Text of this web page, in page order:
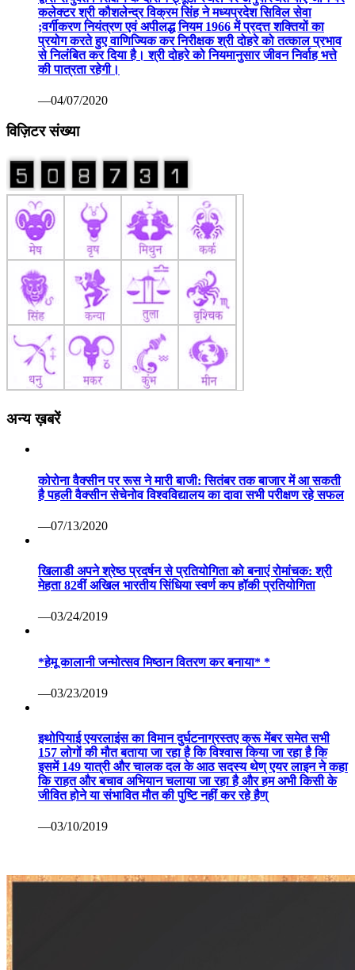
कलेक्टर श्री कौशलेन्द्र विक्रम सिंह ने मध्यप्रदेश सिविल सेवा
;वर्गीकरण नियंत्रण एवं अपीलद्ध नियम 1966 में प्रदत्त शक्तियों का
प्रयोग करते हुए वाणिज्यिक कर निरीक्षक श्री दोहरे को तत्काल प्रभाव
से निलंबित कर दिया है। श्री दोहरे को नियमानुसार जीवन निर्वाह भत्ते
की पात्रता रहेगी।
—04/07/2020
विज़िटर संख्या
अन्य ख़बरें
कोरोना वैक्सीन पर रूस ने मारी बाजी: सितंबर तक बाजार में आ सकती
है पहली वैक्सीन सेचेनोव विश्वविद्यालय का दावा सभी परीक्षण रहे सफल
—07/13/2020
खिलाडी अपने श्रेष्ठ प्रदर्षन से प्रतियोगिता को बनाएं रोमांचक: श्री
मेहता 82वीं अखिल भारतीय सिंधिया स्वर्ण कप हॉकी प्रतियोगिता
—03/24/2019
*हेमू कालानी जन्मोत्सव मिष्ठान वितरण कर बनाया* *
—03/23/2019
इथोपियाई एयरलाइंस का विमान दुर्घटनाग्रस्तए क्रू मेंबर समेत सभी
157 लोगों की मौत बताया जा रहा है कि विश्वास किया जा रहा है कि
इसमें 149 यात्री और चालक दल के आठ सदस्य थेण् एयर लाइन ने कहा
कि राहत और बचाव अभियान चलाया जा रहा है और हम अभी किसी के
जीवित होने या संभावित मौत की पुष्टि नहीं कर रहे हैण्
—03/10/2019